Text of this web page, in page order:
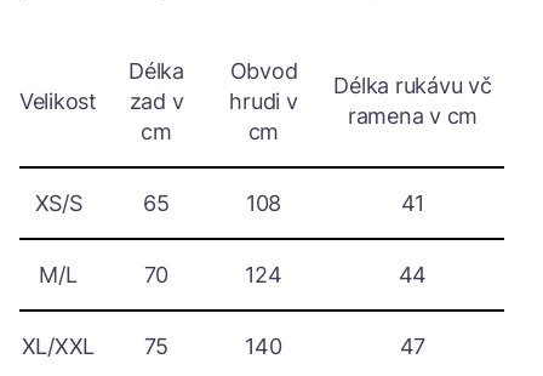
Velikost
Délka
zad v
cm
Obvod
hrudi v
cm
Délka rukávu vč
ramena v cm
XS/S 65 108 41
M/L 70 124 44
XL/XXL 75 140 47